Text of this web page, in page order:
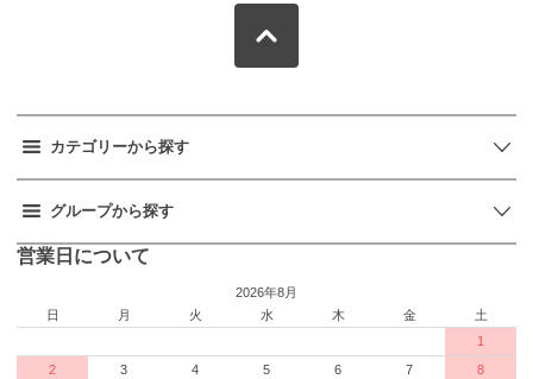
カテゴリーから探す
グループから探す
営業日について
2026年8月
日
月 火 水 木 金
土
1
2
3 4 5 6 7
8